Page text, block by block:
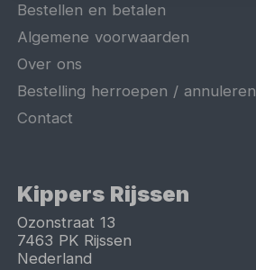
Bestellen en betalen
Algemene voorwaarden
Over ons
Bestelling herroepen / annuleren
Contact
Kippers Rijssen
Ozonstraat 13
7463 PK Rijssen
Nederland